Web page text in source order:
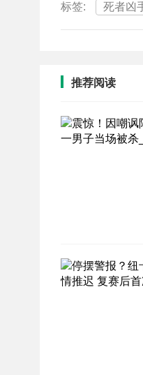
标签: 死者凶
推荐阅读